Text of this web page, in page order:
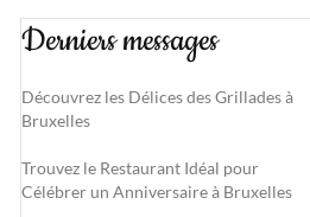
Derniers messages
Découvrez les Délices des Grillades à
Bruxelles
Trouvez le Restaurant Idéal pour
Célébrer un Anniversaire à Bruxelles